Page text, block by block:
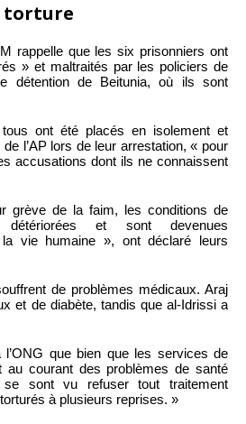
torture
rappelle que les six prisonniers ont
» et maltraités par les policiers de
détention de Beitunia, où ils sont
ont été placés en isolement et
l’AP lors de leur arrestation, « pour
accusations dont ils ne connaissent
grève de la faim, les conditions de
et sont devenues
vie humaine », ont déclaré leurs
de problèmes médicaux. Araj
et de diabète, tandis que al-Idrissi a
que bien que les services de
au courant des problèmes de santé
sont vu refuser tout traitement
à plusieurs reprises. »